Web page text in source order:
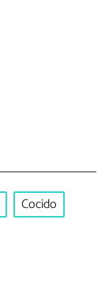
Cocido